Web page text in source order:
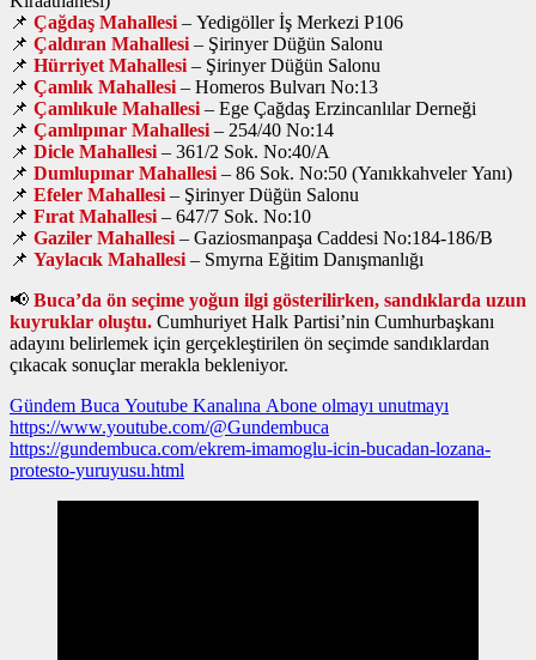
📌 Çağdaş Mahallesi – Yedigöller İş Merkezi P106
📌 Çaldıran Mahallesi – Şirinyer Düğün Salonu
📌 Hürriyet Mahallesi – Şirinyer Düğün Salonu
📌 Çamlık Mahallesi – Homeros Bulvarı No:13
📌 Çamlıkule Mahallesi – Ege Çağdaş Erzincanlılar Derneği
📌 Çamlıpınar Mahallesi – 254/40 No:14
📌 Dicle Mahallesi – 361/2 Sok. No:40/A
📌 Dumlupınar Mahallesi – 86 Sok. No:50 (Yanıkkahveler Yanı)
📌 Efeler Mahallesi – Şirinyer Düğün Salonu
📌 Fırat Mahallesi – 647/7 Sok. No:10
📌 Gaziler Mahallesi – Gaziosmanpaşa Caddesi No:184-186/B
📌 Yaylacık Mahallesi – Smyrna Eğitim Danışmanlığı
📢 Buca’da ön seçime yoğun ilgi gösterilirken, sandıklarda uzun
kuyruklar oluştu. Cumhuriyet Halk Partisi’nin Cumhurbaşkanı
adayını belirlemek için gerçekleştirilen ön seçimde sandıklardan
çıkacak sonuçlar merakla bekleniyor.
Gündem Buca Youtube Kanalına Abone olmayı unutmayı
https://www.youtube.com/@Gundembuca
https://gundembuca.com/ekrem-imamoglu-icin-bucadan-lozana-
protesto-yuruyusu.html